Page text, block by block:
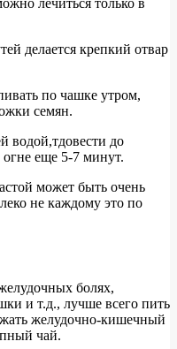
лечиться только в
делается крепкий отвар
по чашке утром,
семян.
водой,тдовести до
еще 5-7 минут.
может быть очень
не каждому это по
болях,
и т.д., лучше всего пить
желудочно-кишечный
чай.